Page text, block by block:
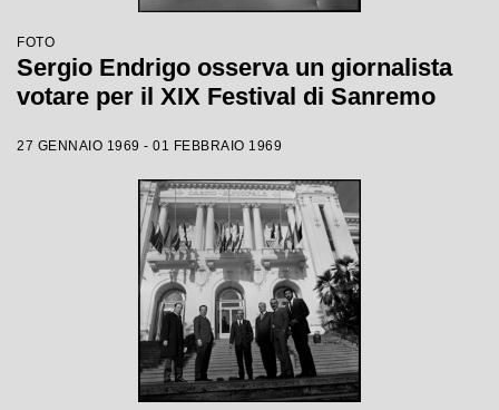
FOTO
Sergio Endrigo osserva un giornalista
votare per il XIX Festival di Sanremo
27 GENNAIO 1969 - 01 FEBBRAIO 1969